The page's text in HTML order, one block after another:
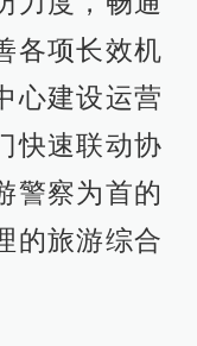
各项长效机
心建设运营
快速联动协
警察为首的
的旅游综合